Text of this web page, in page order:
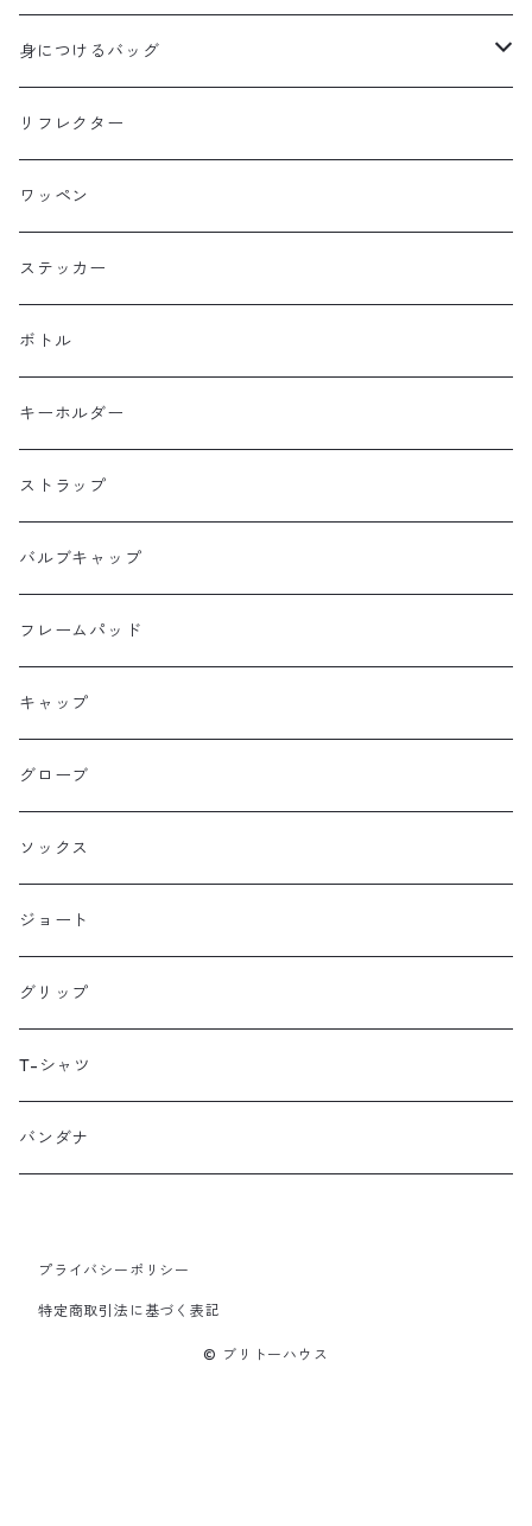
B3
Baby Legs Bags
Bike Friday
BOGEWORKS
Burrito House Original
CAMELCHOPS
Dripper cycle
Ellum Bag Works
Farewell
Farther Bag Co
HANDUP
HMPL
Loophole Bags
Lords Luggage
LUGS NOT DRUGS
MECHANIX WEAR
Nerpa Gear
WALD 用バッグ
ハンドルバーバッグ
トップチューブバッグ
フォークバッグ
ステムバッグ
フレームバッグ
ドリンクバッグ
リアトップチューブバッグ
サドルバッグ
身につけるバッグ
ヒップバッグ
トートバッグ
サコッシュ
ポーチ・財布
バックパック
リフレクター
ワッペン
ステッカー
ボトル
キーホルダー
ストラップ
バルブキャップ
フレームパッド
キャップ
グローブ
ソックス
ジョート
グリップ
T-シャツ
バンダナ
プライバシーポリシー
特定商取引法に基づく表記
© ブリトーハウス